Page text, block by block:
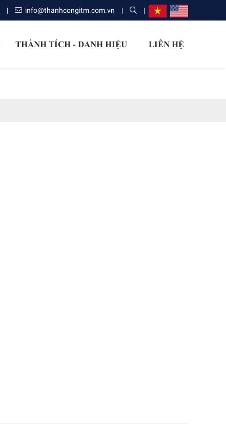
| info@thanhcongitm.com.vn | |
THÀNH TÍCH - DANH HIỆU LIÊN HỆ